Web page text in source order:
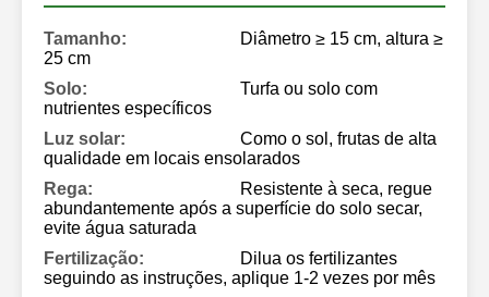
Tamanho:
Diâmetro ≥ 15 cm, altura ≥
25 cm
Solo:
Turfa ou solo com
nutrientes específicos
Luz solar:
Como o sol, frutas de alta
qualidade em locais ensolarados
Rega:
Resistente à seca, regue
abundantemente após a superfície do solo secar,
evite água saturada
Fertilização:
Dilua os fertilizantes
seguindo as instruções, aplique 1-2 vezes por mês